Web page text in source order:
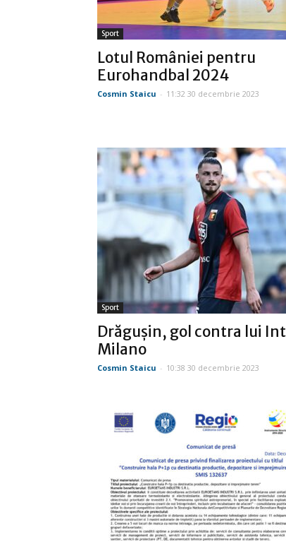
Sport
Lotul României pentru
Eurohandbal 2024
Cosmin Staicu - 11:32 30 decembrie 2023
Sport
Drăguşin, gol contra lui
Milano
Cosmin Staicu - 10:38 30 decembrie 2023